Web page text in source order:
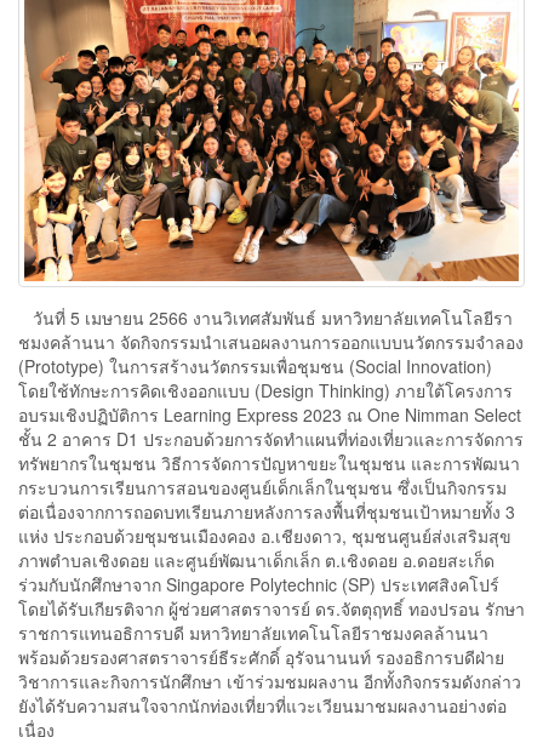
วันที่ 5 เมษายน 2566 งานวิเทศสัมพันธ์ มหาวิทยาลัยเทคโนโลยีรา
ชมงคล้านนา จัดกิจกรรมนำเสนอผลงานการออกแบบนวัตกรรมจำลอง
(Prototype) ในการสร้างนวัตกรรมเพื่อชุมชน (Social Innovation)
โดยใช้ทักษะการคิดเชิงออกแบบ (Design Thinking) ภายใต้โครงการ
อบรมเชิงปฏิบัติการ Learning Express 2023 ณ One Nimman Select
ชั้น 2 อาคาร D1 ประกอบด้วยการจัดทำแผนที่ท่องเที่ยวและการจัดการ
ทรัพยากรในชุมชน วิธีการจัดการปัญหาขยะในชุมชน และการพัฒนา
กระบวนการเรียนการสอนของศูนย์เด็กเล็กในชุมชน ซึ่งเป็นกิจกรรม
ต่อเนื่องจากการถอดบทเรียนภายหลังการลงพื้นที่ชุมชนเป้าหมายทั้ง 3
แห่ง ประกอบด้วยชุมชนเมืองคอง อ.เชียงดาว, ชุมชนศูนย์ส่งเสริมสุข
ภาพตำบลเชิงดอย และศูนย์พัฒนาเด็กเล็ก ต.เชิงดอย อ.ดอยสะเก็ด
ร่วมกับนักศึกษาจาก Singapore Polytechnic (SP) ประเทศสิงคโปร์
โดยได้รับเกียรติจาก ผู้ช่วยศาสตราจารย์ ดร.จัตตุฤทธิ์ ทองปรอน รักษา
ราชการแทนอธิการบดี มหาวิทยาลัยเทคโนโลยีราชมงคลล้านนา
พร้อมด้วยรองศาสตราจารย์ธีระศักดิ์ อุรัจนานนท์ รองอธิการบดีฝ่าย
วิชาการและกิจการนักศึกษา เข้าร่วมชมผลงาน อีกทั้งกิจกรรมดังกล่าว
ยังได้รับความสนใจจากนักท่องเที่ยวที่แวะเวียนมาชมผลงานอย่างต่อ
เนื่อง